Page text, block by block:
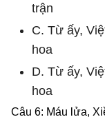
trận
C. Từ ấy,
hoa
D. Từ ấy,
hoa
Câu 6: Máu lửa,